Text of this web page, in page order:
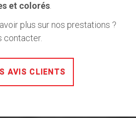
et colorés
plus sur nos prestations ?
contacter.
AVIS CLIENTS